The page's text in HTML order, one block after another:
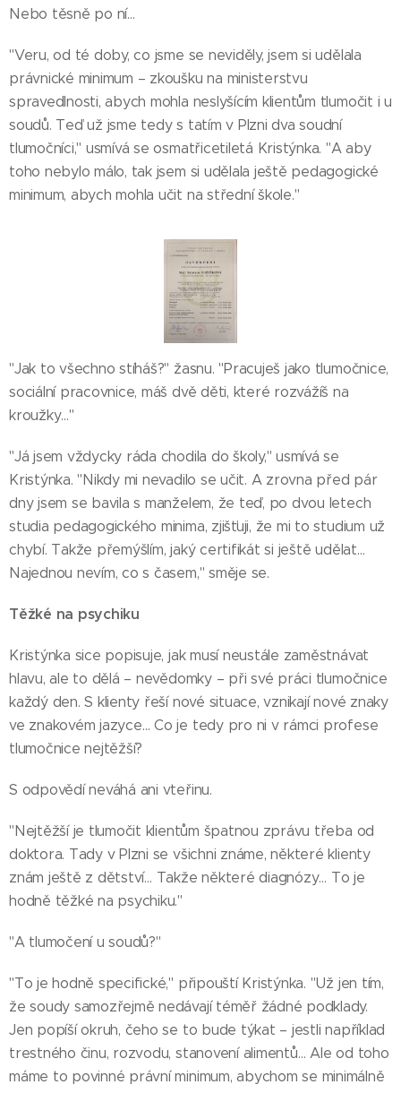
Nebo těsně po ní…
"Veru, od té doby, co jsme se neviděly, jsem si udělala
právnické minimum – zkoušku na ministerstvu
spravedlnosti, abych mohla neslyšícím klientům tlumočit i u
soudů. Teď už jsme tedy s tatím v Plzni dva soudní
tlumočníci," usmívá se osmatřicetiletá Kristýnka. "A aby
toho nebylo málo, tak jsem si udělala ještě pedagogické
minimum, abych mohla učit na střední škole."
"Jak to všechno stíháš?" žasnu. "Pracuješ jako tlumočnice,
sociální pracovnice, máš dvě děti, které rozvážíš na
kroužky…"
"Já jsem vždycky ráda chodila do školy," usmívá se
Kristýnka. "Nikdy mi nevadilo se učit. A zrovna před pár
dny jsem se bavila s manželem, že teď, po dvou letech
studia pedagogického minima, zjišťuji, že mi to studium už
chybí. Takže přemýšlím, jaký certifikát si ještě udělat…
Najednou nevím, co s časem," směje se.
Těžké na psychiku
Kristýnka sice popisuje, jak musí neustále zaměstnávat
hlavu, ale to dělá – nevědomky – při své práci tlumočnice
každý den. S klienty řeší nové situace, vznikají nové znaky
ve znakovém jazyce… Co je tedy pro ni v rámci profese
tlumočnice nejtěžší?
S odpovědí neváhá ani vteřinu.
"Nejtěžší je tlumočit klientům špatnou zprávu třeba od
doktora. Tady v Plzni se všichni známe, některé klienty
znám ještě z dětství… Takže některé diagnózy… To je
hodně těžké na psychiku."
"A tlumočení u soudů?"
"To je hodně specifické," připouští Kristýnka. "Už jen tím,
že soudy samozřejmě nedávají téměř žádné podklady.
Jen popíší okruh, čeho se to bude týkat – jestli například
trestného činu, rozvodu, stanovení alimentů… Ale od toho
máme to povinné právní minimum, abychom se minimálně